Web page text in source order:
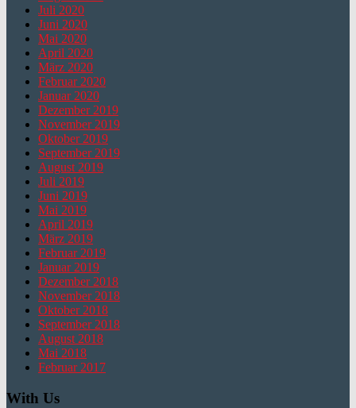
Juli 2020
Juni 2020
Mai 2020
April 2020
März 2020
Februar 2020
Januar 2020
Dezember 2019
November 2019
Oktober 2019
September 2019
August 2019
Juli 2019
Juni 2019
Mai 2019
April 2019
März 2019
Februar 2019
Januar 2019
Dezember 2018
November 2018
Oktober 2018
September 2018
August 2018
Mai 2018
Februar 2017
With Us